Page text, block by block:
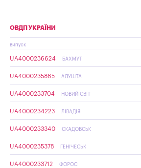
ОВДП УКРАЇНИ
випуск
UA4000236624 БАХМУТ
UA4000235865 АЛУШТА
UA4000233704 НОВИЙ СВІТ
UA4000234223 ЛІВАДІЯ
UA4000233340 СКАДОВСЬК
UA4000235378 ГЕНІЧЕСЬК
UA4000233712 ФОРОС